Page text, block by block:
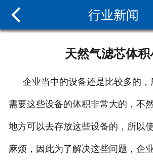
 行业新闻
天然气滤芯体积
企业当中的设备还是比较多的
需要这些设备的体积非常大的，不
地方可以去存放这些设备的，所以
麻烦，因此为了解决这些问题，企